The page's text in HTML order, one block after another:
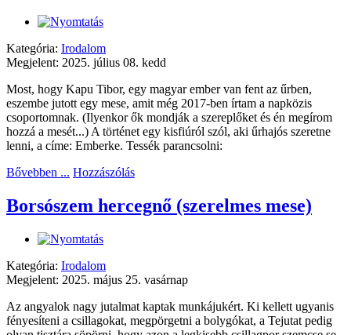
Kategória: Irodalom
Megjelent: 2025. július 08. kedd
Most, hogy Kapu Tibor, egy magyar ember van fent az űrben,
eszembe jutott egy mese, amit még 2017-ben írtam a napközis
csoportomnak. (Ilyenkor ők mondják a szereplőket és én megírom
hozzá a mesét...) A történet egy kisfiúról szól, aki űrhajós szeretne
lenni, a címe: Emberke. Tessék parancsolni:
Bővebben ... Hozzászólás
Borsószem hercegnő (szerelmes mese)
Kategória: Irodalom
Megjelent: 2025. május 25. vasárnap
Az angyalok nagy jutalmat kaptak munkájukért. Ki kellett ugyanis
fényesíteni a csillagokat, megpörgetni a bolygókat, a Tejutat pedig